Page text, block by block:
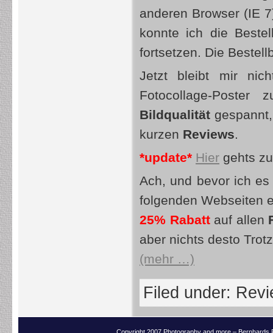
anderen Browser (IE
konnte ich die
fortsetzen. Die
Jetzt bleibt mir
Fotocollage-
Bildqualität
kurzen Reviews.
*update* Hier gehts
Ach, und bevor ich es
folgenden Webseiten
25% Rabatt auf allen
aber nichts desto
(mehr …)
Filed under: